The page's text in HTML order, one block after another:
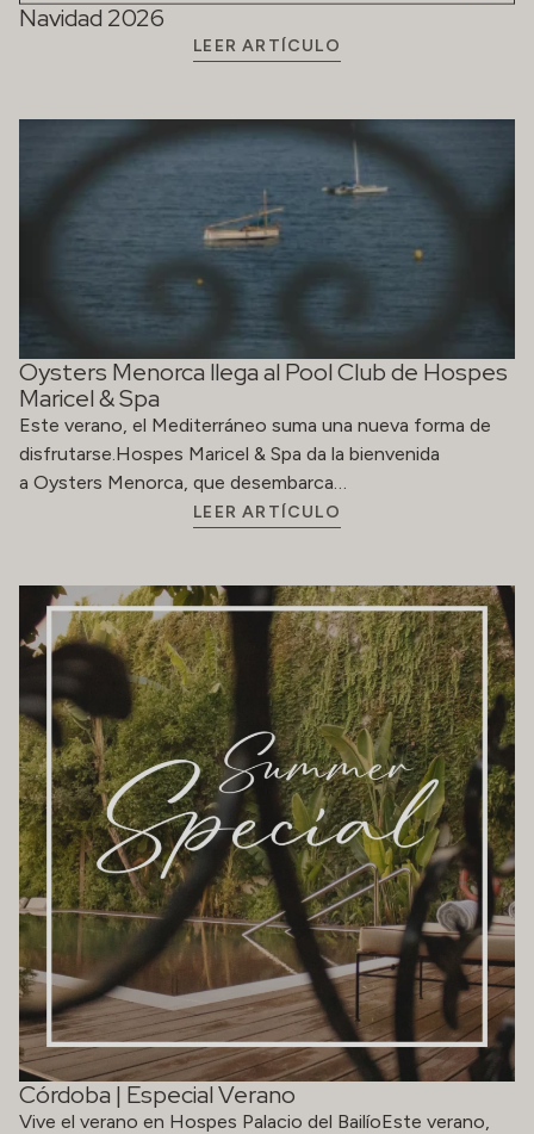
Navidad 2026
LEER ARTÍCULO
Oysters Menorca llega al Pool Club de Hospes
Maricel & Spa
Este verano, el Mediterráneo suma una nueva forma de
disfrutarse.Hospes Maricel & Spa da la bienvenida
a Oysters Menorca, que desembarca…
LEER ARTÍCULO
Córdoba | Especial Verano
Vive el verano en Hospes Palacio del BailíoEste verano,